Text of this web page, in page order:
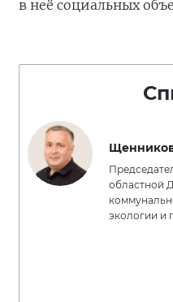
в неё социальных
областной
экологии и